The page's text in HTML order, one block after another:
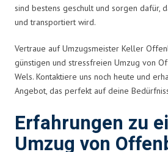
sind bestens geschult und sorgen dafür,
und transportiert wird.
Vertraue auf Umzugsmeister Keller
günstigen und stressfreien Umzug von
Wels. Kontaktiere uns noch heute und
Angebot, das perfekt auf deine
Erfahrungen zu
Umzug von